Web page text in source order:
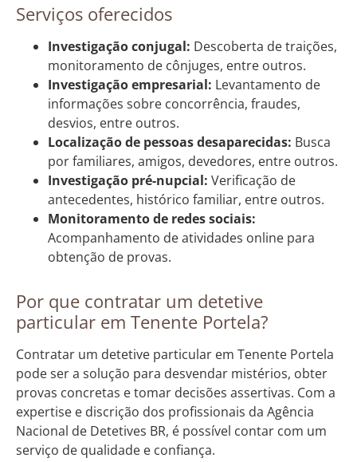
Serviços oferecidos
Investigação conjugal: Descoberta de traições,
monitoramento de cônjuges, entre outros.
Investigação empresarial: Levantamento de
informações sobre concorrência, fraudes,
desvios, entre outros.
Localização de pessoas desaparecidas: Busca
por familiares, amigos, devedores, entre outros.
Investigação pré-nupcial: Verificação de
antecedentes, histórico familiar, entre outros.
Monitoramento de redes sociais:
Acompanhamento de atividades online para
obtenção de provas.
Por que contratar um detetive
particular em Tenente Portela?
Contratar um detetive particular em Tenente Portela
pode ser a solução para desvendar mistérios, obter
provas concretas e tomar decisões assertivas. Com a
expertise e discrição dos profissionais da Agência
Nacional de Detetives BR, é possível contar com um
serviço de qualidade e confiança.